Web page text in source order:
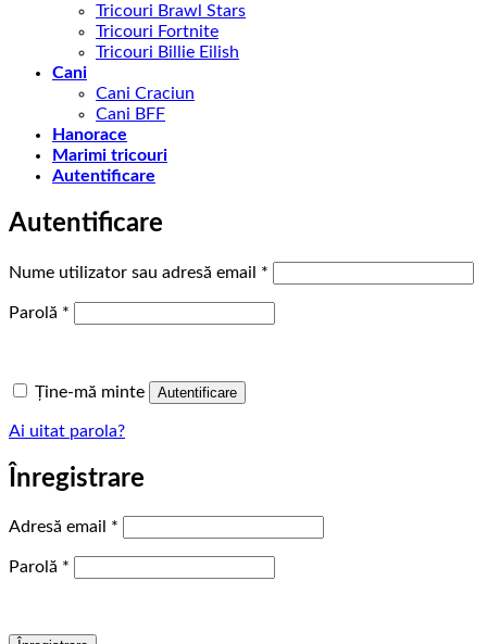
Tricouri Brawl Stars
Tricouri Fortnite
Tricouri Billie Eilish
Cani
Cani Craciun
Cani BFF
Hanorace
Marimi tricouri
Autentificare
Autentificare
Nume utilizator sau adresă email *
Parolă *
Ține-mă minte Autentificare
Ai uitat parola?
Înregistrare
Adresă email *
Parolă *